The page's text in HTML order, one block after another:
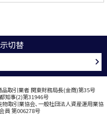
切替
取引業者 関東財務局長(金商)第35号
知事(2)第31946号
取引業協会､一般社団法人資産運用業協
員 第006278号